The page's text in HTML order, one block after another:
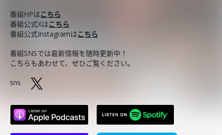
番組HPはこちら
番組公式Xはこちら
番組公式Instagramはこちら
番組SNSでは最新情報を随時更新中！
こちらもあわせて、ぜひご覧ください。
sns